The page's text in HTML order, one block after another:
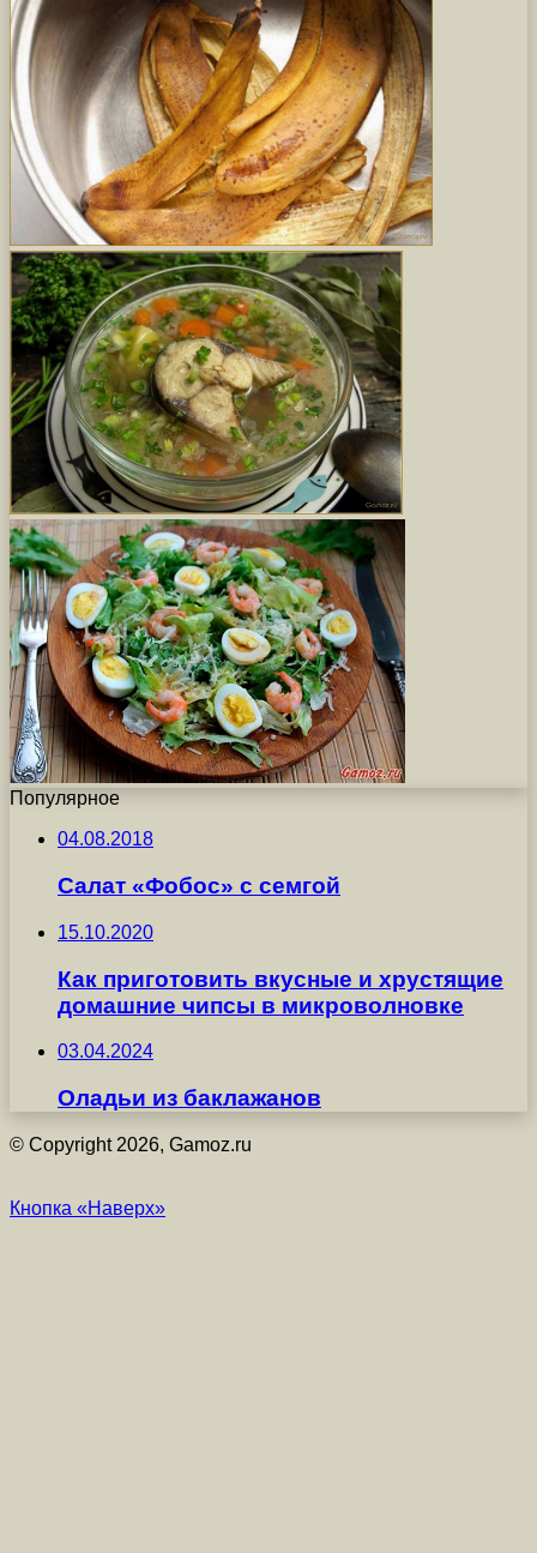
Популярное
04.08.2018
Салат «Фобос» с семгой
15.10.2020
Как приготовить вкусные и хрустящие
домашние чипсы в микроволновке
03.04.2024
Оладьи из баклажанов
© Copyright 2026, Gamoz.ru
Кнопка «Наверх»